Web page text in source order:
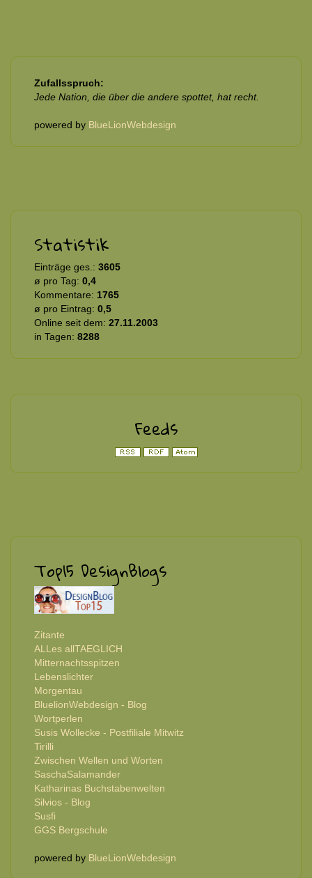
Zufallsspruch:
Jede Nation, die über die andere spottet, hat recht.
powered by BlueLionWebdesign
Statistik
Einträge ges.: 3605
ø pro Tag: 0,4
Kommentare: 1765
ø pro Eintrag: 0,5
Online seit dem: 27.11.2003
in Tagen: 8288
Feeds
Top15 DesignBlogs
Zitante
ALLes allTAEGLICH
Mitternachtsspitzen
Lebenslichter
Morgentau
BluelionWebdesign - Blog
Wortperlen
Susis Wollecke - Postfiliale Mitwitz
Tirilli
Zwischen Wellen und Worten
SaschaSalamander
Katharinas Buchstabenwelten
Silvios - Blog
Susfi
GGS Bergschule
powered by BlueLionWebdesign